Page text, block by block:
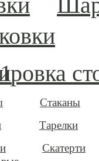
Стаканы
Тарелки
Скатерти